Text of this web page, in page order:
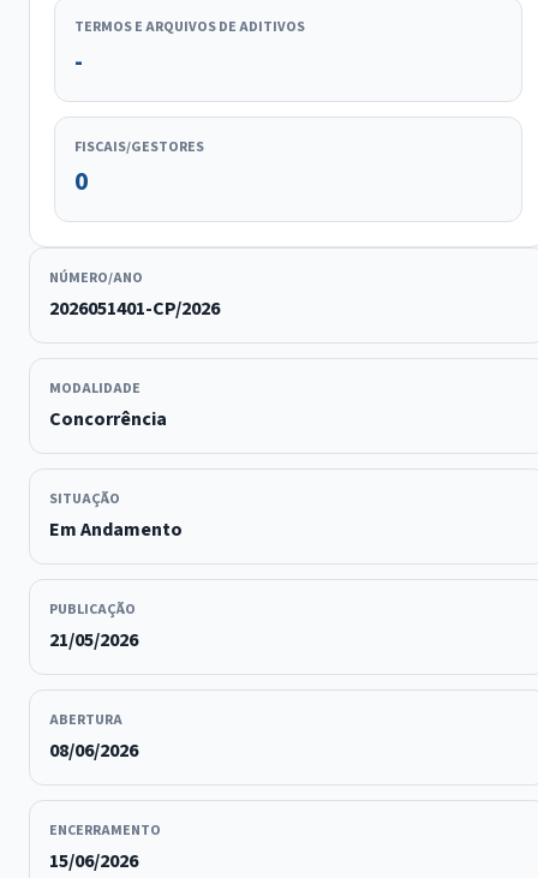
TERMOS E ARQUIVOS DE ADITIVOS
-
FISCAIS/GESTORES
0
NÚMERO/ANO
2026051401-CP/2026
MODALIDADE
Concorrência
SITUAÇÃO
Em Andamento
PUBLICAÇÃO
21/05/2026
ABERTURA
08/06/2026
ENCERRAMENTO
15/06/2026